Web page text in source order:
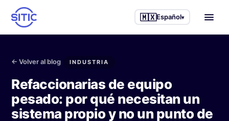
🇲🇽Español▾
Industrias que atendemos
Camiones y tractocamiones
Otros servicios
← Volver al blog INDUSTRIA
Refaccionarias de equipo
pesado: por qué necesitan un
sistema propio y no un punto de